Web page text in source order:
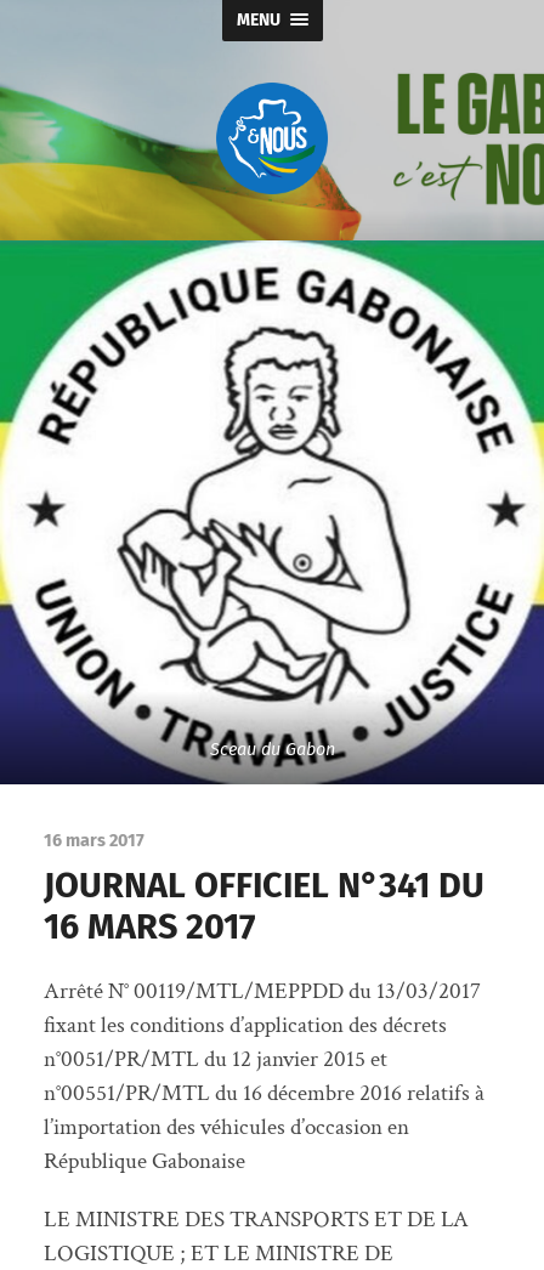
MENU
Gabon
&
Sceau du Gabon
16 mars 2017
JOURNAL OFFICIEL N°341 DU
16 MARS 2017
Arrêté N° 00119/MTL/MEPPDD du 13/03/2017
fixant les conditions d’application des décrets
n°0051/PR/MTL du 12 janvier 2015 et
n°00551/PR/MTL du 16 décembre 2016 relatifs à
l’importation des véhicules d’occasion en
République Gabonaise
LE MINISTRE DES TRANSPORTS ET DE LA
LOGISTIQUE ; ET LE MINISTRE DE